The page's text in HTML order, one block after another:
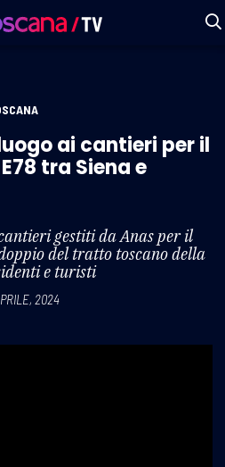
ai cantieri per il
tra Siena e
gestiti da Anas per il
del tratto toscano della
e turisti
2024